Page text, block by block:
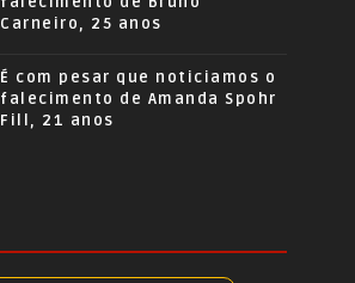
Carneiro, 25 anos
É com pesar que noticiamos o
falecimento de Amanda Spohr
Fill, 21 anos